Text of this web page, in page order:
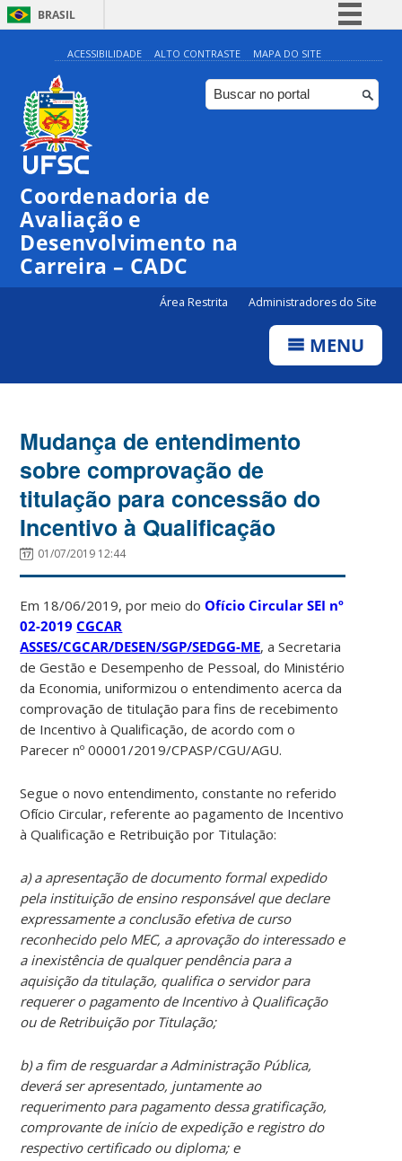
BRASIL
Simplifique!
Comunica BR
Participe
ACESSIBILIDADE ALTO CONTRASTE MAPA DO SITE
Coordenadoria de
Avaliação e
Desenvolvimento na
Carreira – CADC
Área Restrita Administradores do Site
MENU
Mudança de entendimento
sobre comprovação de
titulação para concessão do
Incentivo à Qualificação
01/07/2019 12:44
Em 18/06/2019, por meio doOfício Circular SEI nº
02-2019 CGCAR
ASSES/CGCAR/DESEN/SGP/SEDGG-ME, a Secretaria
de Gestão e Desempenho de Pessoal, do Ministério
da Economia, uniformizou o entendimento acerca da
comprovação de titulação para fins de recebimento
de Incentivo à Qualificação, de acordo com o
Parecer nº 00001/2019/CPASP/CGU/AGU.
Segue o novo entendimento, constante no referido
Ofício Circular, referente ao pagamento de Incentivo
à Qualificação e Retribuição por Titulação:
a) a apresentação de documento formal expedido
pela instituição de ensino responsável que declare
expressamente a conclusão efetiva de curso
reconhecido pelo MEC, a aprovação do interessado e
a inexistência de qualquer pendência para a
aquisição da titulação, qualifica o servidor para
requerer o pagamento de Incentivo à Qualificação
ou de Retribuição por Titulação;
b) a fim de resguardar a Administração Pública,
deverá ser apresentado, juntamente ao
requerimento para pagamento dessa gratificação,
comprovante de início de expedição e registro do
respectivo certificado ou diploma; e